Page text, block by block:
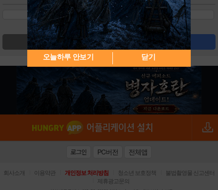
검색 글쓰기
오늘하루 안보기 닫기
로그인 PC버전 전체앱
회사소개 이용약관 개인정보 처리방침 청소년 보호정책 불법촬영물 신고센터
제휴광고문의